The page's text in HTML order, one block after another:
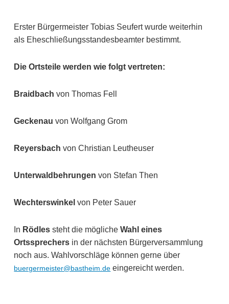
Erster Bürgermeister Tobias Seufert wurde weiterhin
als Eheschließungsstandesbeamter bestimmt.
Die Ortsteile werden wie folgt vertreten:
Braidbach von Thomas Fell
Geckenau von Wolfgang Grom
Reyersbach von Christian Leutheuser
Unterwaldbehrungen von Stefan Then
Wechterswinkel von Peter Sauer
In Rödles steht die möglicheWahl eines
Ortssprechers in der nächsten Bürgerversammlung
noch aus. Wahlvorschläge können gerne über
buergermeister@bastheim.de eingereicht werden.